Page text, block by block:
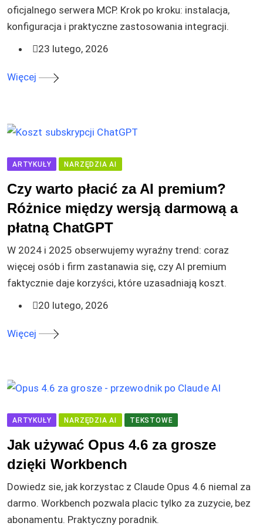
oficjalnego serwera MCP. Krok po kroku: instalacja,
konfiguracja i praktyczne zastosowania integracji.
23 lutego, 2026
Więcej
ARTYKUŁY NARZĘDZIA AI
Czy warto płacić za AI premium?
Różnice między wersją darmową a
płatną ChatGPT
W 2024 i 2025 obserwujemy wyraźny trend: coraz
więcej osób i firm zastanawia się, czy AI premium
faktycznie daje korzyści, które uzasadniają koszt.
20 lutego, 2026
Więcej
ARTYKUŁY NARZĘDZIA AI TEKSTOWE
Jak używać Opus 4.6 za grosze
dzięki Workbench
Dowiedz sie, jak korzystac z Claude Opus 4.6 niemal za
darmo. Workbench pozwala placic tylko za zuzycie, bez
abonamentu. Praktyczny poradnik.